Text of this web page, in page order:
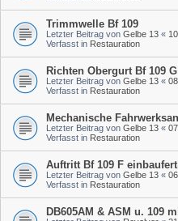
Trimmwelle Bf 109
Letzter Beitrag von Gelbe 13 «
Verfasst in Restauration
Richten Obergurt Bf 109
Letzter Beitrag von Gelbe 13 «
Verfasst in Restauration
Mechanische
Letzter Beitrag von Gelbe 13 «
Verfasst in Restauration
Auftritt Bf 109 F
Letzter Beitrag von Gelbe 13 «
Verfasst in Restauration
DB605AM & ASM u. 109